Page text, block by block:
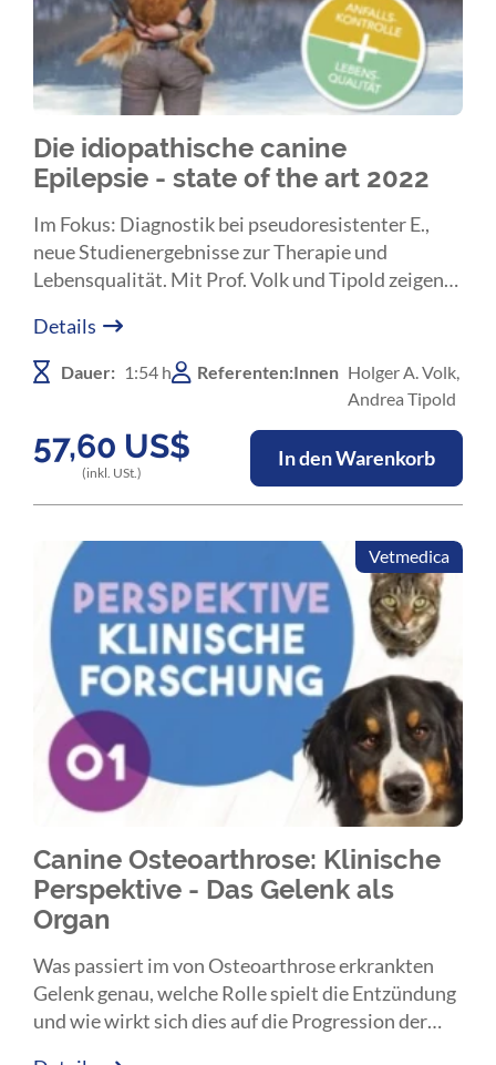
Die idiopathische canine
Epilepsie - state of the art 2022
Im Fokus: Diagnostik bei pseudoresistenter E.,
neue Studienergebnisse zur Therapie und
Lebensqualität. Mit Prof. Volk und Tipold zeigen
verbessertes Epilepsiemanagement beim Hund
gelingt. Eine umfassende Studie zeigt neue
Ergebnisse zu Imepitoin. Die Referenten klären
entzündliche Reaktionen mit einer idiopathischen
therapieresistenten Epilepsie zu tun haben.
Details
Dauer: 1:54 h Referenten:Innen Holger A. Volk,
Andrea Tipold
57,60 US$
(inkl. USt.)
In den Warenkorb
Vetmedica
Canine Osteoarthrose: Klinische
Perspektive - Das Gelenk als
Organ
Was passiert im von Osteoarthrose erkrankten
Gelenk genau, welche Rolle spielt die Entzündung
und wie wirkt sich dies auf die Progression der